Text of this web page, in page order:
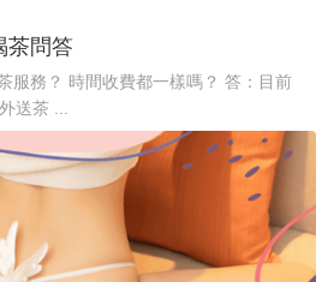
茶問答
服務？ 時間收費都一樣嗎？ 答：目前
送茶 ...